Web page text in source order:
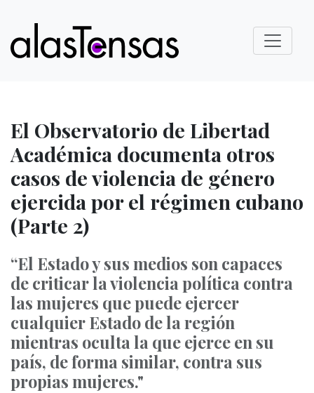
El Observatorio de Libertad
Académica documenta otros
casos de violencia de género
ejercida por el régimen cubano
(Parte 2)
“El Estado y sus medios son capaces
de criticar la violencia política contra
las mujeres que puede ejercer
cualquier Estado de la región
mientras oculta la que ejerce en su
país, de forma similar, contra sus
propias mujeres."